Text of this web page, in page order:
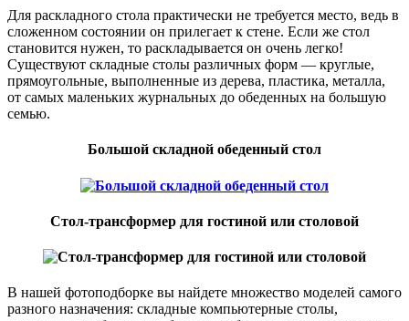
Для раскладного стола практически не требуется место, ведь в
сложенном состоянии он прилегает к стене. Если же стол
становится нужен, то раскладывается он очень легко!
Существуют складные столы различных форм — круглые,
прямоугольные, выполненные из дерева, пластика, металла,
от самых маленьких журнальных до обеденных на большую
семью.
Большой складной обеденный стол
Стол-трансформер для гостиной или столовой
В нашей фотоподборке вы найдете множество моделей самого
разного назначения: складные компьютерные столы,